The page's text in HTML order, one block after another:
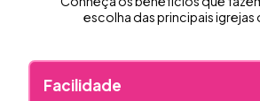
escolha das principais igrejas
Facilidade